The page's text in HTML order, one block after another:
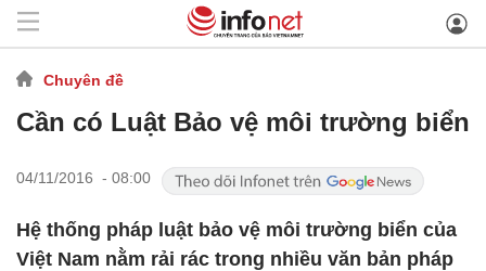
Chuyên đề
Cần có Luật Bảo vệ môi trường biển
04/11/2016 - 08:00
Hệ thống pháp luật bảo vệ môi trường biển của
Việt Nam nằm rải rác trong nhiều văn bản pháp